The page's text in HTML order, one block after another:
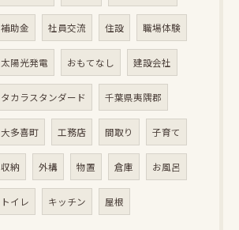
補助金 社員交流 住設 職場体験
太陽光発電 おもてなし 建設会社
タカラスタンダード 千葉県夷隅郡
大多喜町 工務店 間取り 子育て
収納 外構 物置 倉庫 お風呂
トイレ キッチン 屋根